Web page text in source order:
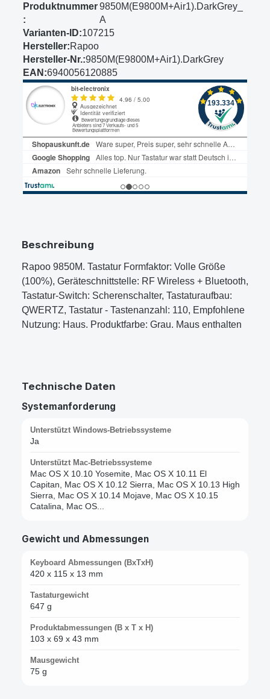
Produktnummer
:
9850M(E9800M+Air1).DarkGrey_
A
Varianten-ID:107215
Hersteller:Rapoo
Hersteller-Nr.:9850M(E9800M+Air1).DarkGrey
EAN:6940056120885
Beschreibung
Rapoo 9850M. Tastatur Formfaktor: Volle Größe
(100%), Geräteschnittstelle: RF Wireless + Bluetooth,
Tastatur-Switch: Scherenschalter, Tastaturaufbau:
QWERTZ, Tastatur - Tastenanzahl: 110, Empfohlene
Nutzung: Haus. Produktfarbe: Grau. Maus enthalten
Technische Daten
Systemanforderung
Unterstützt Windows-Betriebssysteme
Ja
Unterstützt Mac-Betriebssysteme
Mac OS X 10.10 Yosemite, Mac OS X 10.11 El
Capitan, Mac OS X 10.12 Sierra, Mac OS X 10.13 High
Sierra, Mac OS X 10.14 Mojave, Mac OS X 10.15
Catalina, Mac OS...
Gewicht und Abmessungen
Keyboard Abmessungen (BxTxH)
420 x 115 x 13 mm
Tastaturgewicht
647 g
Produktabmessungen (B x T x H)
103 x 69 x 43 mm
Mausgewicht
75 g